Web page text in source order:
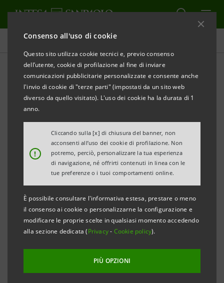
Consenso all'uso di cookie
Questo sito utilizza cookie tecnici e, previo consenso
dell’utente, cookie di profilazione al fine di inviare
comunicazioni pubblicitarie personalizzate e consente anche
l'invio di cookie di "terze parti" (impostati da un sito web
diverso da quello visitato). L'uso dei cookie ha la durata di 1
anno.
!
Cliccando sulla [x] di chiusura del banner, non
acconsenti all’uso dei cookie di profilazione. Non
potremo, perciò, personalizzare la tua esperienza
di navigazione, né offrirti contenuti in linea con le
tue preferenze o i tuoi comportamenti online.
È possibile consultare l'informativa estesa, prestare o meno
il consenso ai cookie o personalizzarne la configurazione e
modificare le proprie scelte in qualsiasi momento accedendo
alla sezione dedicata (Privacy- Cookie policy).
PIÙ OPZIONI
Comunicati stampa
STAMPA AGGIORNA
LA STRADA PER CORTINA. VII GIOCHI OLIMPICI
INVERNALI 1956
6 febbraio 2026 – 3 maggio 2026
Mostra a cura di Aldo Grasso
Milano, 5 febbraio 2026– Intesa Sanpaolo apre al
pubblico nel suo museo delle Gallerie d’Italia – Milano
La strada per Cortina. VII Giochi Olimpici Invernali